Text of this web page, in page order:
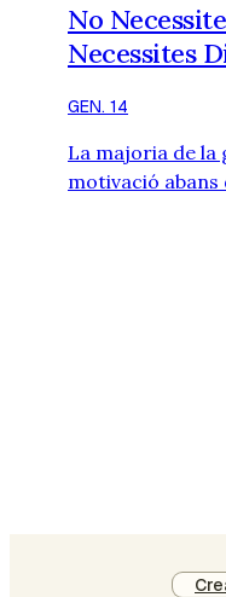
No
Necessites
GEN. 14
La majoria de la
motivació abans